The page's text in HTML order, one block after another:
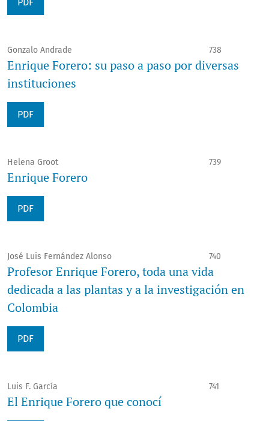
Gonzalo Andrade 738
Enrique Forero: su paso a paso por diversas
instituciones
PDF
Helena Groot 739
Enrique Forero
PDF
José Luis Fernández Alonso 740
Profesor Enrique Forero, toda una vida
dedicada a las plantas y a la investigación en
Colombia
PDF
Luis F. García 741
El Enrique Forero que conocí